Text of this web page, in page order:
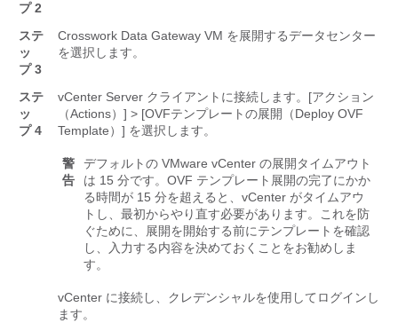
プ 2
ステ
ッ
プ 3
Crosswork Data Gateway VM を展開するデータセンター
を選択します。
ステ
ッ
プ 4
vCenter Server クライアントに接続します。[アクション
（Actions）] > [OVFテンプレートの展開（Deploy OVF
Template）] を選択します。
警
告
デフォルトの VMware vCenter の展開タイムアウト
は 15 分です。OVF テンプレート展開の完了にかか
る時間が 15 分を超えると、vCenter がタイムアウ
トし、最初からやり直す必要があります。これを防
ぐために、展開を開始する前にテンプレートを確認
し、入力する内容を決めておくことをお勧めしま
す。
vCenter に接続し、クレデンシャルを使用してログインし
ます。